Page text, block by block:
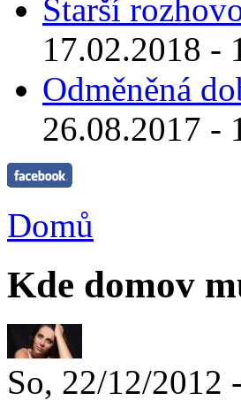
Starší
17.02.2018 -
Odměněná
26.08.2017 -
Domů
Kde domov
So, 22/12/2012